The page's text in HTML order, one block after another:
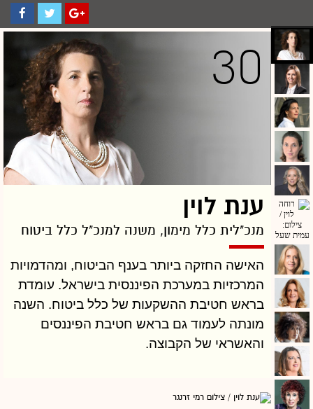
30
ענת לוין
מנכ"לית כלל מימון, משנה למנכ"ל כלל ביטוח
האישה החזקה ביותר בענף הביטוח, ומהדמויות
המרכזיות במערכת הפיננסית בישראל. עומדת
בראש חטיבת ההשקעות של כלל ביטוח. השנה
מונתה לעמוד גם בראש חטיבת הפיננסים
והאשראי של הקבוצה.